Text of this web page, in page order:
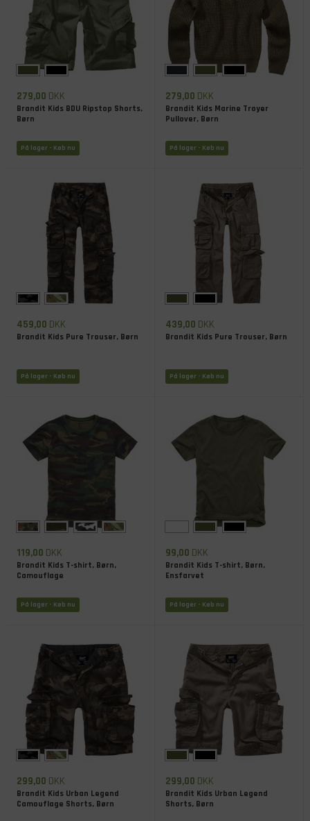
279,00 DKK
Brandit Kids BDU Ripstop Shorts,
Børn
På lager - Køb nu
279,00 DKK
Brandit Kids Marine Troyer
Pullover, Børn
På lager - Køb nu
459,00 DKK
Brandit Kids Pure Trouser, Børn
På lager - Køb nu
439,00 DKK
Brandit Kids Pure Trouser, Børn
På lager - Køb nu
119,00 DKK
Brandit Kids T-shirt, Børn,
Camouflage
På lager - Køb nu
99,00 DKK
Brandit Kids T-shirt, Børn,
Ensfarvet
På lager - Køb nu
299,00 DKK
Brandit Kids Urban Legend
Camouflage Shorts, Børn
299,00 DKK
Brandit Kids Urban Legend
Shorts, Børn